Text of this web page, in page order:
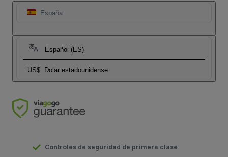
España
Español (ES)
US$ Dolar estadounidense
Controles de seguridad de primera clase